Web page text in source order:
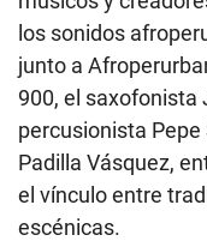
los sonidos
junto a
900, el saxofonista
percusionista
Padilla Vásquez,
el vínculo entre
escénicas.